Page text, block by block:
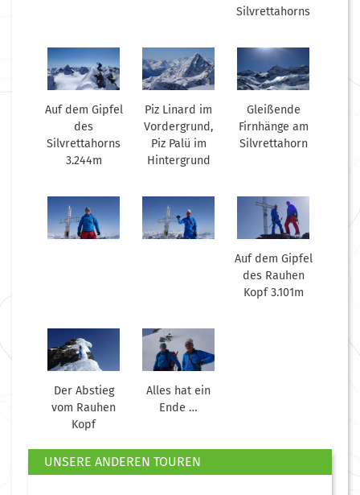
Silvrettahorns
Auf dem Gipfel
des
Silvrettahorns
3.244m
Piz Linard im
Vordergrund,
Piz Palü im
Hintergrund
Gleißende
Firnhänge am
Silvrettahorn
Auf dem Gipfel
des Rauhen
Kopf 3.101m
Der Abstieg
vom Rauhen
Kopf
Alles hat ein
Ende …
UNSERE ANDEREN TOUREN